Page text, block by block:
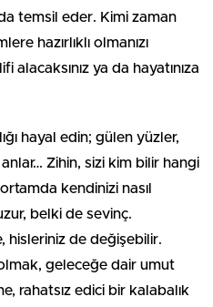
temsil eder. Kimi zaman
hazırlıklı olmanızı
alacaksınız ya da hayatınıza
hayal edin; gülen yüzler,
Zihin, sizi kim bilir hangi
kendinizi nasıl
belki de sevinç.
hisleriniz de değişebilir.
geleceğe dair umut
rahatsız edici bir kalabalık